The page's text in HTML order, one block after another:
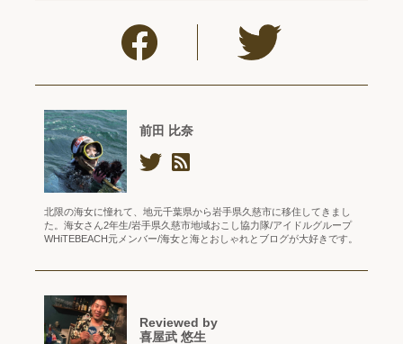
前田 比奈
北限の海女に憧れて、地元千葉県から岩手県久慈市に移住してきまし
た。海女さん2年生/岩手県久慈市地域おこし協力隊/アイドルグループ
WHiTEBEACH元メンバー/海女と海とおしゃれとブログが大好きです。
Reviewed by
喜屋武 悠生